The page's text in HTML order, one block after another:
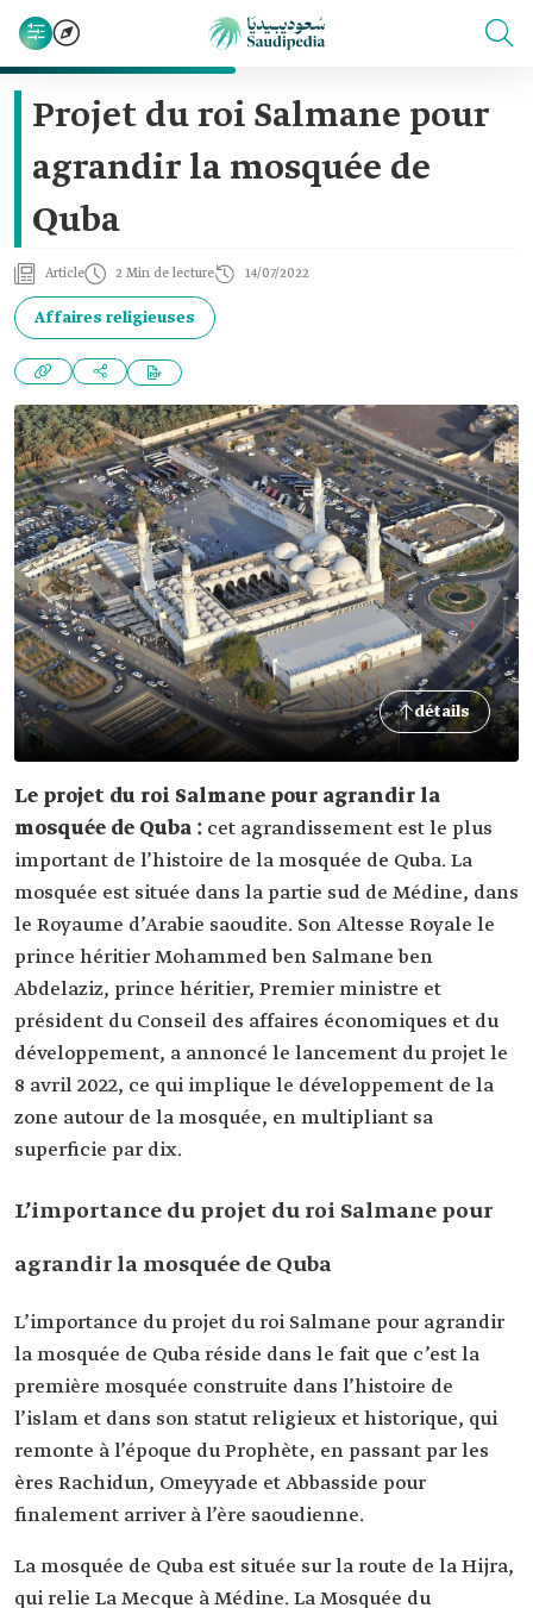
Projet du roi Salmane pour
agrandir la mosquée de
Quba
Article 2 Min de lecture 14/07/2022
Affaires religieuses
détails
Le projet du roi Salmane pour agrandir la
mosquée de Quba : cet agrandissement est le plus
important de l’histoire de la mosquée de Quba. La
mosquée est située dans la partie sud de Médine, dans
le Royaume d’Arabie saoudite. Son Altesse Royale le
prince héritier Mohammed ben Salmane ben
Abdelaziz, prince héritier, Premier ministre et
président du Conseil des affaires économiques et du
développement, a annoncé le lancement du projet le
8 avril 2022, ce qui implique le développement de la
zone autour de la mosquée, en multipliant sa
superficie par dix.
L’importance du projet du roi Salmane pour
agrandir la mosquée de Quba
L’importance du projet du roi Salmane pour agrandir
la mosquée de Quba réside dans le fait que c’est la
première mosquée construite dans l’histoire de
l’islam et dans son statut religieux et historique, qui
remonte à l’époque du Prophète, en passant par les
ères Rachidun, Omeyyade et Abbasside pour
finalement arriver à l’ère saoudienne.
La mosquée de Quba est située sur la route de la Hijra,
qui relie La Mecque à Médine. La Mosquée du